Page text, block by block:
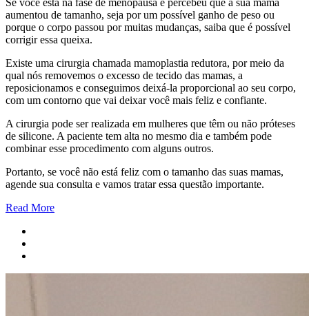
Se você está na fase de menopausa e percebeu que a sua mama
aumentou de tamanho, seja por um possível ganho de peso ou
porque o corpo passou por muitas mudanças, saiba que é possível
corrigir essa queixa.
Existe uma cirurgia chamada mamoplastia redutora, por meio da
qual nós removemos o excesso de tecido das mamas, a
reposicionamos e conseguimos deixá-la proporcional ao seu corpo,
com um contorno que vai deixar você mais feliz e confiante.
A cirurgia pode ser realizada em mulheres que têm ou não próteses
de silicone. A paciente tem alta no mesmo dia e também pode
combinar esse procedimento com alguns outros.
Portanto, se você não está feliz com o tamanho das suas mamas,
agende sua consulta e vamos tratar essa questão importante.
Read More